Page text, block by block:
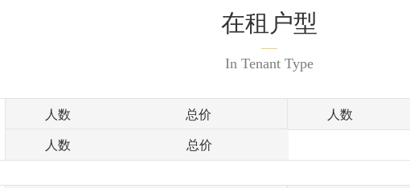
在租户型
In Tenant Type
人数 总价 人数
人数 总价